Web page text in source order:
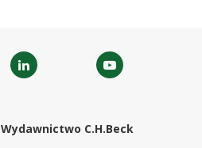
Wydawnictwo C.H.Beck